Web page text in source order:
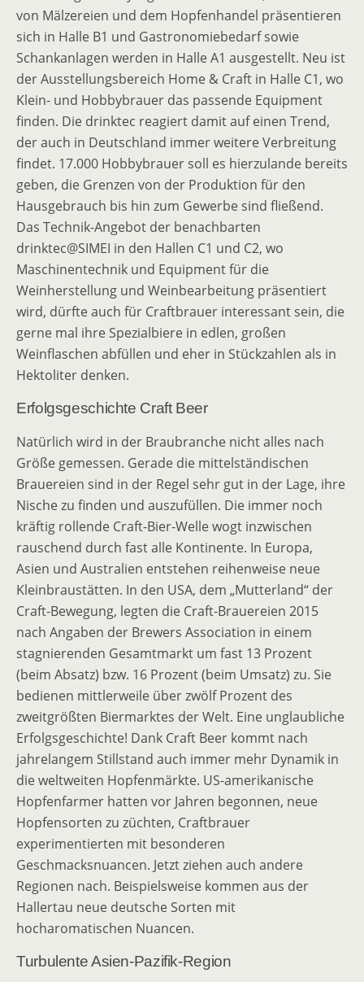
von Mälzereien und dem Hopfenhandel präsentieren
sich in Halle B1 und Gastronomiebedarf sowie
Schankanlagen werden in Halle A1 ausgestellt. Neu ist
der Ausstellungsbereich Home & Craft in Halle C1, wo
Klein- und Hobbybrauer das passende Equipment
finden. Die drinktec reagiert damit auf einen Trend,
der auch in Deutschland immer weitere Verbreitung
findet. 17.000 Hobbybrauer soll es hierzulande bereits
geben, die Grenzen von der Produktion für den
Hausgebrauch bis hin zum Gewerbe sind fließend.
Das Technik-Angebot der benachbarten
drinktec@SIMEI in den Hallen C1 und C2, wo
Maschinentechnik und Equipment für die
Weinherstellung und Weinbearbeitung präsentiert
wird, dürfte auch für Craftbrauer interessant sein, die
gerne mal ihre Spezialbiere in edlen, großen
Weinflaschen abfüllen und eher in Stückzahlen als in
Hektoliter denken.
Erfolgsgeschichte Craft Beer
Natürlich wird in der Braubranche nicht alles nach
Größe gemessen. Gerade die mittelständischen
Brauereien sind in der Regel sehr gut in der Lage, ihre
Nische zu finden und auszufüllen. Die immer noch
kräftig rollende Craft-Bier-Welle wogt inzwischen
rauschend durch fast alle Kontinente. In Europa,
Asien und Australien entstehen reihenweise neue
Kleinbraustätten. In den USA, dem „Mutterland“ der
Craft-Bewegung, legten die Craft-Brauereien 2015
nach Angaben der Brewers Association in einem
stagnierenden Gesamtmarkt um fast 13 Prozent
(beim Absatz) bzw. 16 Prozent (beim Umsatz) zu. Sie
bedienen mittlerweile über zwölf Prozent des
zweitgrößten Biermarktes der Welt. Eine unglaubliche
Erfolgsgeschichte! Dank Craft Beer kommt nach
jahrelangem Stillstand auch immer mehr Dynamik in
die weltweiten Hopfenmärkte. US-amerikanische
Hopfenfarmer hatten vor Jahren begonnen, neue
Hopfensorten zu züchten, Craftbrauer
experimentierten mit besonderen
Geschmacksnuancen. Jetzt ziehen auch andere
Regionen nach. Beispielsweise kommen aus der
Hallertau neue deutsche Sorten mit
hocharomatischen Nuancen.
Turbulente Asien-Pazifik-Region